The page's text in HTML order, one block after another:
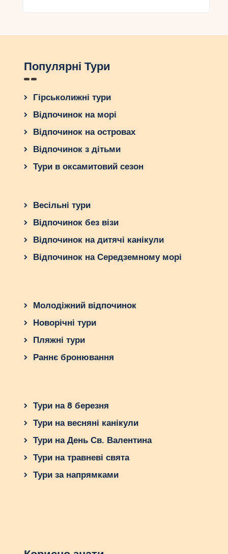
Популярні Тури
Гірськолижні тури
Відпочинок на морі
Відпочинок на островах
Відпочинок з дітьми
Тури в оксамитовий сезон
Весільні тури
Відпочинок без візи
Відпочинок на дитячі канікули
Відпочинок на Середземному морі
Молодіжний відпочинок
Новорічні тури
Пляжні тури
Раннє бронювання
Тури на 8 березня
Тури на весняні канікули
Тури на День Св. Валентина
Тури на травневі свята
Тури за напрямками